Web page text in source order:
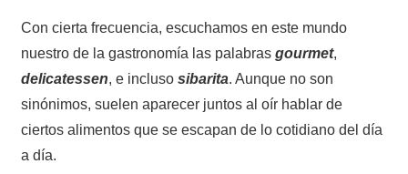
Con cierta frecuencia, escuchamos en este mundo
nuestro de la gastronomía las palabras gourmet,
delicatessen, e incluso sibarita. Aunque no son
sinónimos, suelen aparecer juntos al oír hablar de
ciertos alimentos que se escapan de lo cotidiano del día
a día.